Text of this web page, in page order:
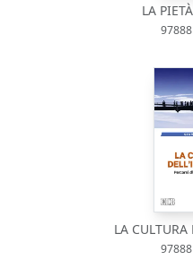
LA
LA CULTURA